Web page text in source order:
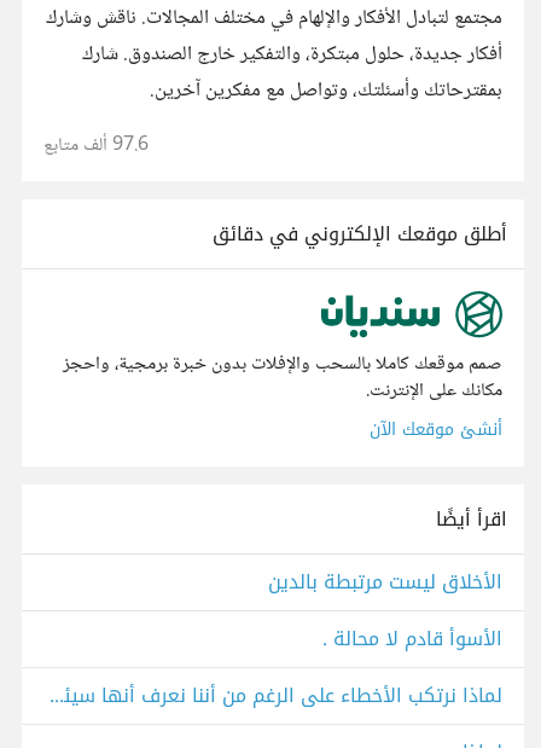
مجتمع لتبادل الأفكار والإلهام في مختلف المجالات. ناقش وشارك
أفكار جديدة، حلول مبتكرة، والتفكير خارج الصندوق. شارك
بمقترحاتك وأسئلتك، وتواصل مع مفكرين آخرين.
97.6 ألف متابع
أطلق موقعك الإلكتروني في دقائق
صمم موقعك كاملا بالسحب والإفلات بدون خبرة برمجية، واحجز
مكانك على الإنترنت.
أنشئ موقعك الآن
اقرأ أيضًا
الأخلاق ليست مرتبطة بالدين
الأسوأ قادم لا محالة .
لماذا نرتكب الأخطاء على الرغم من أننا نعرف أنها سيئة ؟